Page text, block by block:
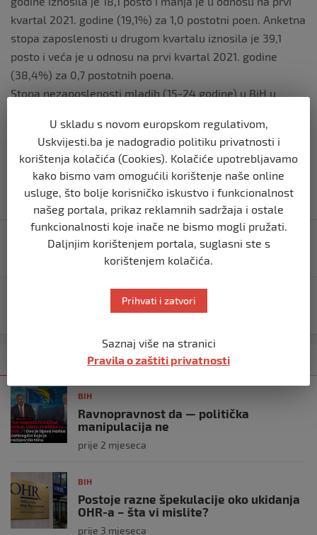
kvartal 2021. godine (19,1%) za 1,0 postotni poen. Anketna
stopa zaposlenosti u drugom kvartalu iznosila je 39,1
posto i veća je u odnosu na prvi kvartal 2021. godine
(38,4%) za 0,7 postotnih poena.
Stopa nezaposlenosti mladih (15-24 godine) u BiH u
manja je u odnosu na prvi kvartal 2021. godine (40,4%)
za 0,6 postotnih poena
Navigacija
objava
Vlada FBiH: Unsko-Sanskom-Kantonu
uplaćeno:8.301.059 miliona KM.
Dan kada su svirepo ubijeni sarajevski policajci Adis
Šehović i Davor Vujinović: Ko stoji iza zločina
Najnovije
BIH
Ravnopravnost da — politička
manipulacija ne
prije 2 mjeseca
BIH
Postoje razne špekulacije oko ukidanja
OHR-a – šta vi mislite?
prije 3 mjeseca
U skladu s novom europskom regulativom,
Uskvijesti.ba je nadogradio politiku privatnosti i
korištenja kolačića (Cookies). Kolačiće upotrebljavamo
kako bismo vam omogućili korištenje naše online
usluge, što bolje korisničko iskustvo i funkcionalnost
našeg portala, prikaz reklamnih sadržaja i ostale
funkcionalnosti koje inače ne bismo mogli pružati.
Daljnjim korištenjem portala, suglasni ste s
korištenjem kolačića.
Prihvati i zatvori
Saznaj više na stranici
Pravila o zaštiti privatnosti